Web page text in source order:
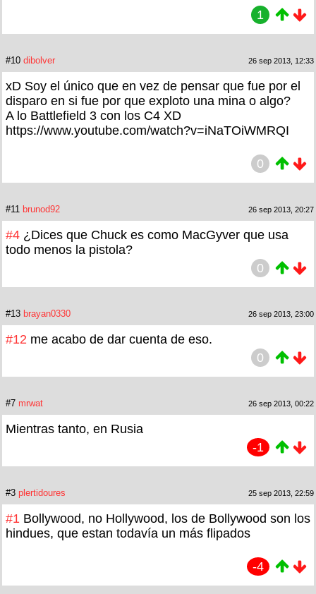
1
#10 dibolver 26 sep 2013, 12:33
xD Soy el único que en vez de pensar que fue por el
disparo en si fue por que exploto una mina o algo?
A lo Battlefield 3 con los C4 XD
https://www.youtube.com/watch?v=iNaTOiWMRQI
0
#11 brunod92 26 sep 2013, 20:27
#4 ¿Dices que Chuck es como MacGyver que usa
todo menos la pistola?
0
#13 brayan0330 26 sep 2013, 23:00
#12 me acabo de dar cuenta de eso.
0
#7 mrwat 26 sep 2013, 00:22
Mientras tanto, en Rusia
-1
#3 plertidoures 25 sep 2013, 22:59
#1 Bollywood, no Hollywood, los de Bollywood son los
hindues, que estan todavía un más flipados
-4